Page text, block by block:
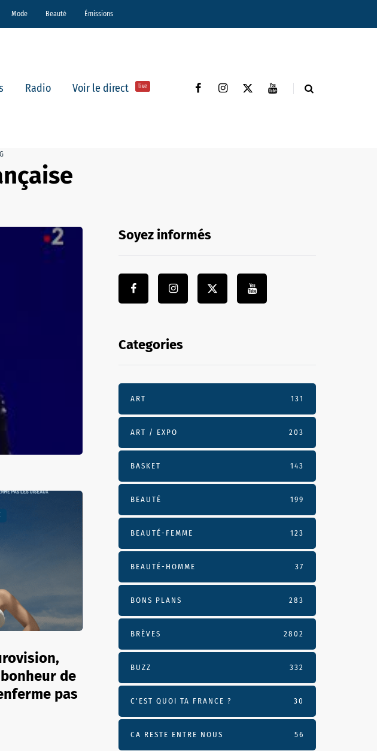
Mode Beauté Émissions
Radio Voir le direct live
de
pas
Soyez informés
Categories
ART 131
ART / EXPO 203
BASKET 143
BEAUTÉ 199
BEAUTÉ-FEMME 123
BEAUTÉ-HOMME 37
BONS PLANS 283
BRÈVES 2802
BUZZ 332
C'EST QUOI TA FRANCE ? 30
CA RESTE ENTRE NOUS 56